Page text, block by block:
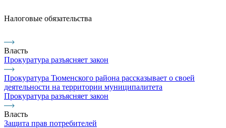
Налоговые обязательства
Власть
Прокуратура разъясняет закон
Прокуратура Тюменского района рассказывает о своей
деятельности на территории муниципалитета
Прокуратура разъясняет закон
Власть
Защита прав потребителей